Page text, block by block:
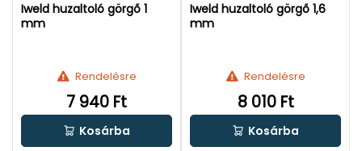
Iweld huzaltoló görgő 1
mm
Rendelésre
7 940 Ft
Kosárba
Iweld huzaltoló görgő 1,6
mm
Rendelésre
8 010 Ft
Kosárba